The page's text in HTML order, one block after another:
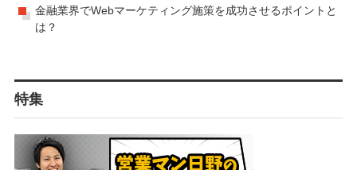
金融業界でWebマーケティング施策を成功させるポイントと
は？
特集